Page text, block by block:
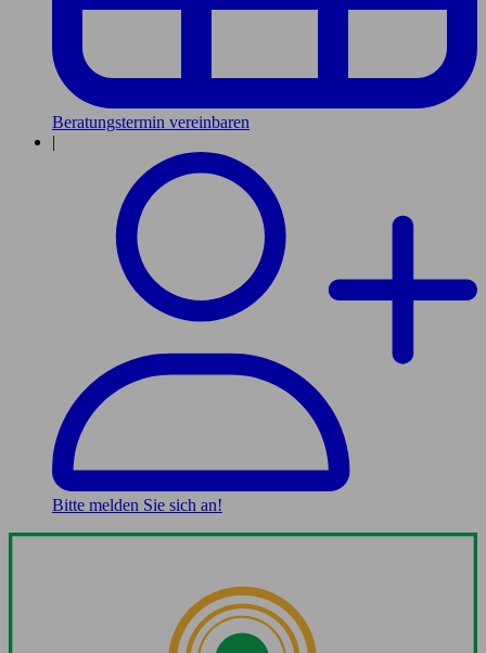
Beratungstermin vereinbaren
|
Bitte melden Sie sich an!